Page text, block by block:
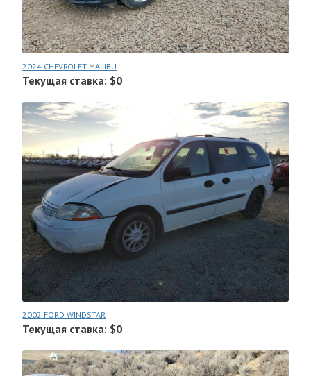
2024 CHEVROLET MALIBU
Текущая ставка: $0
2002 FORD WINDSTAR
Текущая ставка: $0